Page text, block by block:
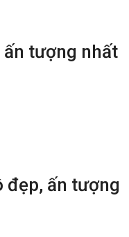
tượng nhất
đẹp, ấn tượng